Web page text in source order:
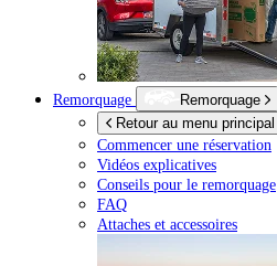
Remorquage
Remorquage
Retour au menu principal
Commencer une réservation
Vidéos explicatives
Conseils pour le remorquage
FAQ
Attaches et accessoires